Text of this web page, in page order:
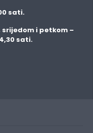
sati.
srijedom i petkom –
sati.